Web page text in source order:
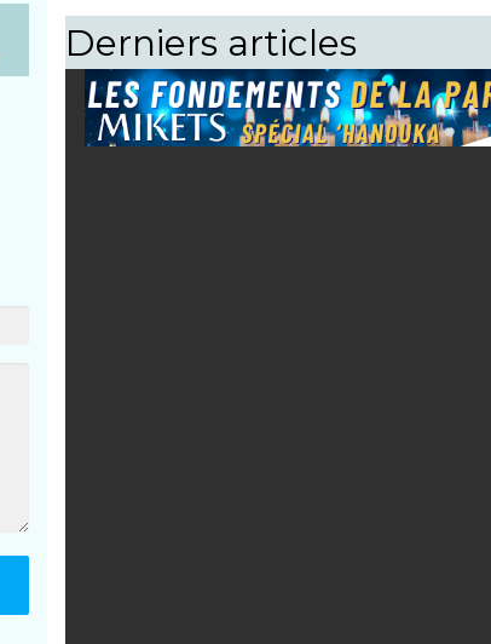
Derniers articles